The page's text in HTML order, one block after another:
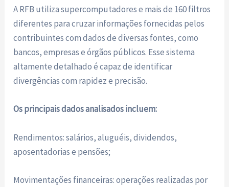
A RFB utiliza supercomputadores e mais de 160 filtros
diferentes para cruzar informações fornecidas pelos
contribuintes com dados de diversas fontes, como
bancos, empresas e órgãos públicos. Esse sistema
altamente detalhado é capaz de identificar
divergências com rapidez e precisão.
Os principais dados analisados incluem:
Rendimentos: salários, aluguéis, dividendos,
aposentadorias e pensões;
Movimentações financeiras: operações realizadas por